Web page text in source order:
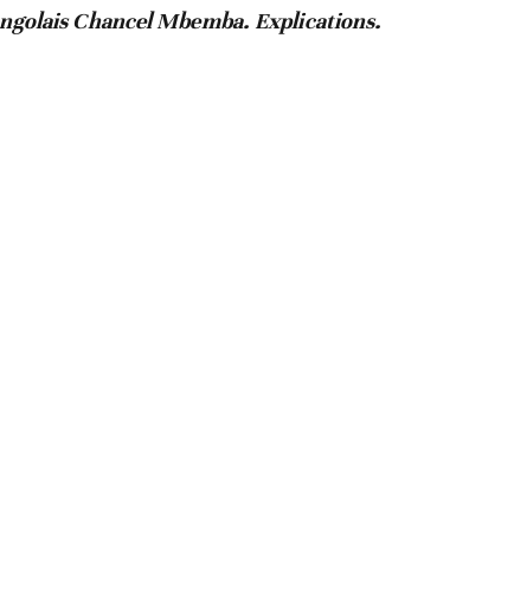
Chancel Mbemba. Explications.